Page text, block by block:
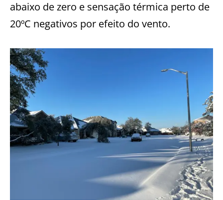
abaixo de zero e sensação térmica perto de
20ºC negativos por efeito do vento.